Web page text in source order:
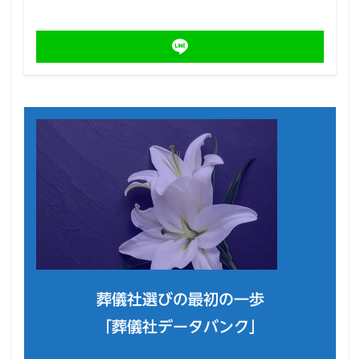
葬儀社選びの最初の一歩
「葬儀社データバンク」